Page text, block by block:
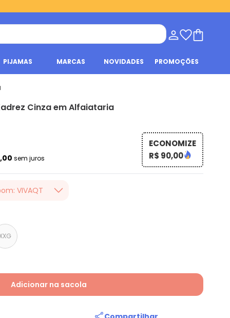
PIJAMAS MARCAS NOVIDADES PROMOÇÕES
Cinza em Alfaiataria
sem juros
ECONOMIZE
R$ 90,00
VIVAQT
valor, usando o
loja Quintess,
XXG
Adicionar na sacola